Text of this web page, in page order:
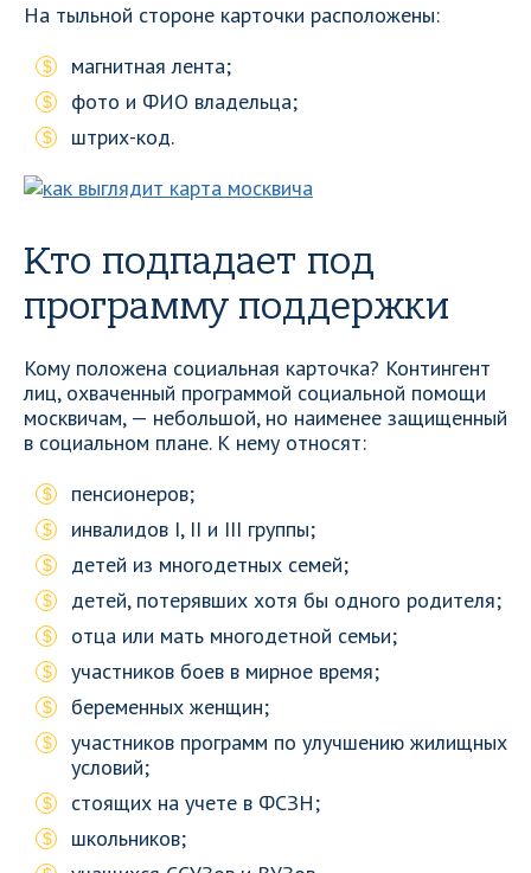
На тыльной стороне карточки расположены:
магнитная лента;
фото и ФИО владельца;
штрих-код.
Кто подпадает под
программу поддержки
Кому положена социальная карточка? Контингент
лиц, охваченный программой социальной помощи
москвичам, — небольшой, но наименее защищенный
в социальном плане. К нему относят:
пенсионеров;
инвалидов I, II и III группы;
детей из многодетных семей;
детей, потерявших хотя бы одного родителя;
отца или мать многодетной семьи;
участников боев в мирное время;
беременных женщин;
участников программ по улучшению жилищных
условий;
стоящих на учете в ФСЗН;
школьников;